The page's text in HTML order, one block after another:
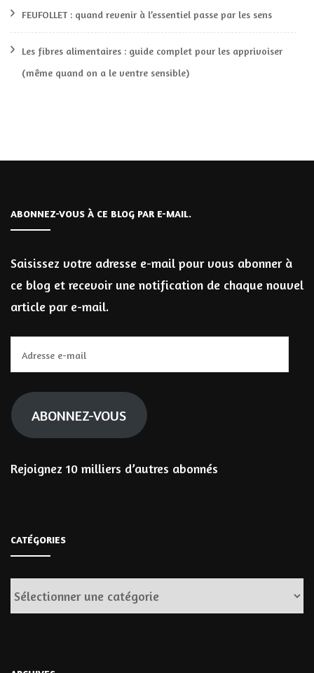
FEUFOLLET : quand revenir à l’essentiel passe par les sens
Les fibres alimentaires : guide complet pour les apprivoiser
(même quand on a le ventre sensible)
ABONNEZ-VOUS À CE BLOG PAR E-MAIL.
Saisissez votre adresse e-mail pour vous abonner à
ce blog et recevoir une notification de chaque nouvel
article par e-mail.
e-
mail
ABONNEZ-VOUS
Rejoignez 10 milliers d’autres abonnés
CATÉGORIES
Catégories